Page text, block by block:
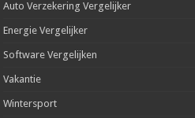
Auto Verzekering Vergelijker
Energie Vergelijker
Software Vergelijken
Vakantie
Wintersport